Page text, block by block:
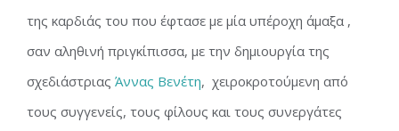
της καρδιάς του που έφτασε με μία υπέροχη άμαξα ,
σαν αληθινή πριγκίπισσα, με την δημιουργία της
σχεδιάστριας Άννας Βενέτη, χειροκροτούμενη από
τους συγγενείς, τους φίλους και τους συνεργάτες